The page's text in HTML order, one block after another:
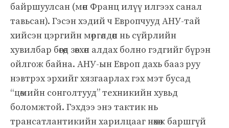
байршуулсан (мөн Франц илүү илгээх санал
тавьсан). Гэсэн хэдий ч Европчууд АНУ-тай
хийсэн цэргийн мөргөлдөөн нь сүйрлийн
хувилбар бөгөөд зөвхөн алдах болно гэдгийг бүрэн
ойлгож байна. АНУ-ын Европ дахь бааз руу
нэвтрэх эрхийг хязгаарлах гэх мэт бусад
“цөмийн сонголтууд” техникийн хувьд
боломжтой. Гэхдээ энэ тактик нь
трансатлантикийн харилцааг нөхөж баршгүй